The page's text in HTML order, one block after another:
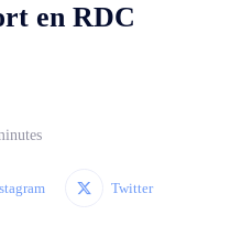
en RDC
Twitter